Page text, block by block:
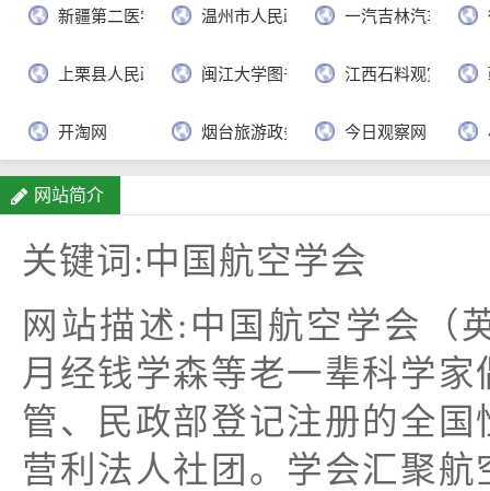
新疆第二医学院 温州市人民政府 一汽吉林汽车有限
上栗县人民政府 闽江大学图书馆 江西石料观赏网
开淘网 烟台旅游政务网 今日观察网
网站简介
关键词:中国航空学会
网站描述:中国航空学会（
月经钱学森等老一辈科学
管、民政部登记注册的全
营利法人社团。学会汇聚